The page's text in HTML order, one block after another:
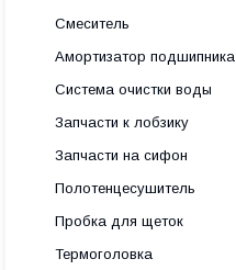
Смеситель
Амортизатор подшипника
Система очистки воды
Запчасти к лобзику
Запчасти на сифон
Полотенцесушитель
Пробка для щеток
Термоголовка